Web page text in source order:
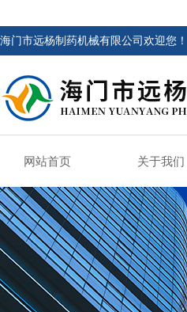
海门市远杨制药机械有限公司欢迎您！
网站首页 关于我们